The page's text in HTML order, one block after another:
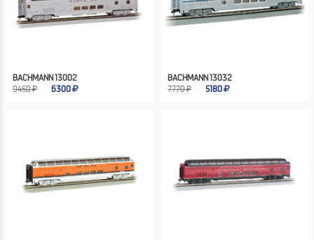
BACHMANN 13002
9450 ₽
6300
BACHMANN 13032
7770 ₽
5180